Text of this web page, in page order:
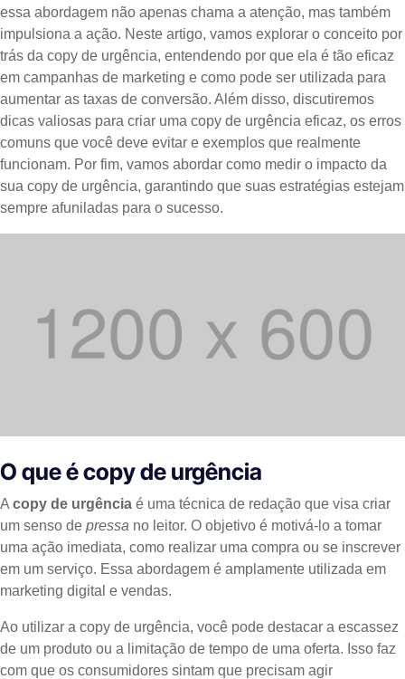
essa abordagem não apenas chama a atenção, mas também
impulsiona a ação. Neste artigo, vamos explorar o conceito por
trás da copy de urgência, entendendo por que ela é tão eficaz
em campanhas de marketing e como pode ser utilizada para
aumentar as taxas de conversão. Além disso, discutiremos
dicas valiosas para criar uma copy de urgência eficaz, os erros
comuns que você deve evitar e exemplos que realmente
funcionam. Por fim, vamos abordar como medir o impacto da
sua copy de urgência, garantindo que suas estratégias estejam
sempre afuniladas para o sucesso.
O que é copy de urgência
A copy de urgência é uma técnica de redação que visa criar
um senso de pressa no leitor. O objetivo é motivá-lo a tomar
uma ação imediata, como realizar uma compra ou se inscrever
em um serviço. Essa abordagem é amplamente utilizada em
marketing digital e vendas.
Ao utilizar a copy de urgência, você pode destacar a escassez
de um produto ou a limitação de tempo de uma oferta. Isso faz
com que os consumidores sintam que precisam agir